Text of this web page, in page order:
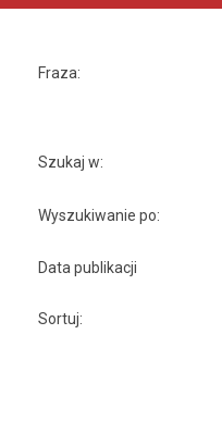
Fraza
Szukaj w
Wyszukiwanie po
Data publikacji
Sortuj